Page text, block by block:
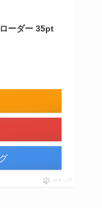
ーダー 35pt
ポチップ